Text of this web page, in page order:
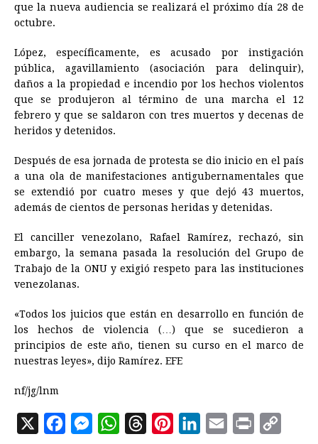
que la nueva audiencia se realizará el próximo día 28 de
octubre.
López, específicamente, es acusado por instigación
pública, agavillamiento (asociación para delinquir),
daños a la propiedad e incendio por los hechos violentos
que se produjeron al término de una marcha el 12
febrero y que se saldaron con tres muertos y decenas de
heridos y detenidos.
Después de esa jornada de protesta se dio inicio en el país
a una ola de manifestaciones antigubernamentales que
se extendió por cuatro meses y que dejó 43 muertos,
además de cientos de personas heridas y detenidas.
El canciller venezolano, Rafael Ramírez, rechazó, sin
embargo, la semana pasada la resolución del Grupo de
Trabajo de la ONU y exigió respeto para las instituciones
venezolanas.
«Todos los juicios que están en desarrollo en función de
los hechos de violencia (…) que se sucedieron a
principios de este año, tienen su curso en el marco de
nuestras leyes», dijo Ramírez. EFE
nf/jg/lnm
X
M
W